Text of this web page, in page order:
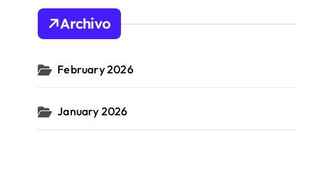
h
o
:
Archivo
February 2026
January 2026